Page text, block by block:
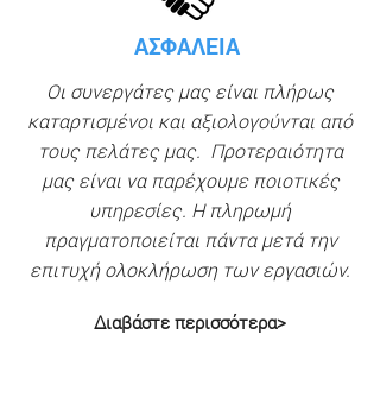
ΑΣΦΑΛΕΙΑ
Οι συνεργάτες μας είναι πλήρως
καταρτισμένοι και αξιολογούνται από
τους πελάτες μας. Προτεραιότητα
μας είναι να παρέχουμε ποιοτικές
υπηρεσίες. Η πληρωμή
πραγματοποιείται πάντα μετά την
επιτυχή ολοκλήρωση των εργασιών.
Διαβάστε περισσότερα>